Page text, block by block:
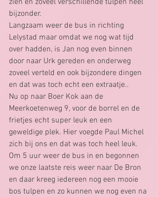
zien en zoveel verschillende tulpen heel
bijzonder.
Langzaam weer de bus in richting
Lelystad maar omdat we nog wat tijd
over hadden, is Jan nog even binnen
door naar Urk gereden en onderweg
zoveel verteld en ook bijzondere dingen
en dat was toch echt een extraatje..
Nu op naar Boer Kok aan de
Meerkoetenweg 9, voor de borrel en de
frietjes echt super leuk en een
geweldige plek. Hier voegde Paul Michel
zich bij ons en dat was toch heel leuk.
Om 5 uur weer de bus in en begonnen
we onze laatste reis weer naar De Bron
en daar kreeg iedereen nog een mooie
bos tulpen en zo kunnen we nog even na